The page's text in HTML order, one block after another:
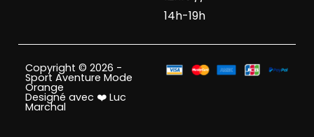
14h-19h
Copyright © 2026 -
Sport Aventure Mode
Orange
Designé avec ❤️ Luc
Marchal